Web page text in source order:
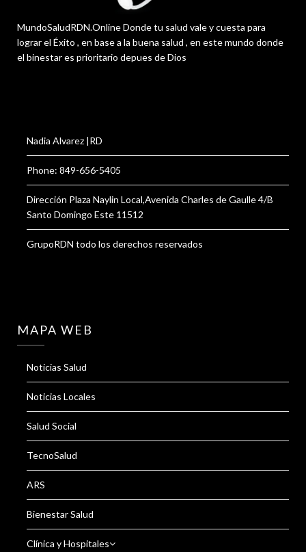
MundoSaludRDN.Online Donde tu salud vale y cuesta para
lograr el Éxito , en base a la buena salud , en este mundo donde
el binestar es prioritario depues de Dios
Nadia Alvarez |RD
Phone: 849-656-5405
Dirección Plaza Naylin Local,Avenida Charles de Gaulle 4/B
Santo Domingo Este 11512
GrupoRDN todo los derechos reservados
MAPA WEB
Noticias Salud
Noticias Locales
Salud Social
TecnoSalud
ARS
Bienestar Salud
Clínica y Hospitales